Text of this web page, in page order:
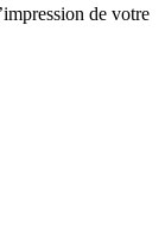
de votre